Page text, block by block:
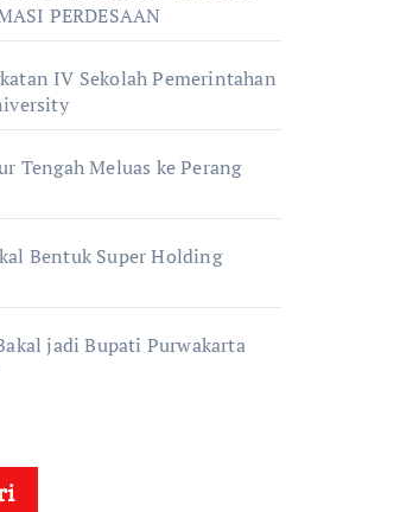
PERDESAAN
IV Sekolah Pemerintahan
Tengah Meluas ke Perang
Bentuk Super Holding
jadi Bupati Purwakarta